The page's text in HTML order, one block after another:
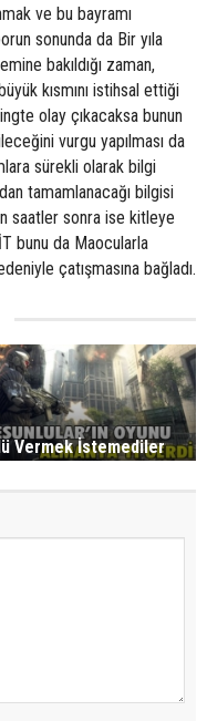
ve bu bayramı
sonunda da Bir yıla
bakıldığı zaman,
kısmını istihsal ettiği
olay çıkacaksa bunun
vurgu yapılması da
sürekli olarak bilgi
tamamlanacağı bilgisi
saatler sonra ise kitleye
bunu da Maocularla
çatışmasına bağladı.
Vermek İstemediler